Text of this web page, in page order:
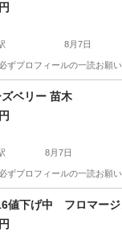
8月7日
プロフィールの一読お願
駅 その他グーズベリー 苗木
8月7日
プロフィールの一読お願
渡駅 その他
値下げ中 フロマー